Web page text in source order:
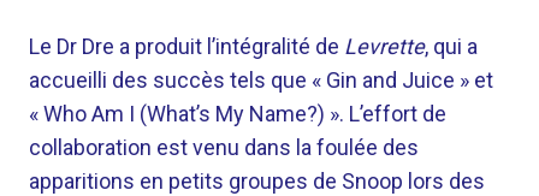
Le Dr Dre a produit l’intégralité de Levrette, qui a
accueilli des succès tels que « Gin and Juice » et
« Who Am I (What’s My Name?) ». L’effort de
collaboration est venu dans la foulée des
apparitions en petits groupes de Snoop lors des